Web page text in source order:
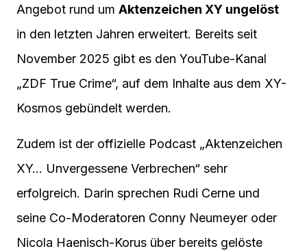
Angebot rund um Aktenzeichen XY ungelöst
in den letzten Jahren erweitert. Bereits seit
November 2025 gibt es den YouTube-Kanal
„ZDF True Crime“, auf dem Inhalte aus dem XY-
Kosmos gebündelt werden.
Zudem ist der offizielle Podcast „Aktenzeichen
XY… Unvergessene Verbrechen“ sehr
erfolgreich. Darin sprechen Rudi Cerne und
seine Co-Moderatoren Conny Neumeyer oder
Nicola Haenisch-Korus über bereits gelöste